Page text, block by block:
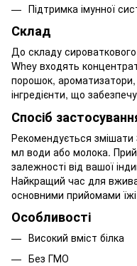
Підтримка імунної
Склад
До складу
Whey входять
порошок, ароматизатори,
інгредієнти, що
Спосіб
Рекомендується змішати
мл води або молока.
залежності від вашої
Найкращий час для
основними прийомами
Особливості
Високий вміст білка
Без ГМО